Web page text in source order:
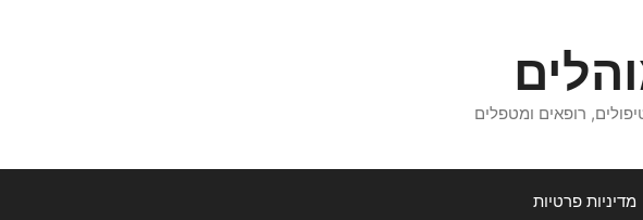
רופאים ומטפלים
מדיניות פרטיות